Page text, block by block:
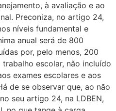
à avaliação e ao
Preconiza, no artigo 24,
níveis fundamental e
anual será de 800
por, pelo menos, 200
escolar, não incluído
exames escolares e aos
de se observar que, ao não
seu artigo 24, na LDBEN,